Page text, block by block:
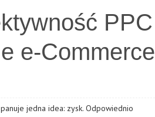
PPC
e-Commerce
jedna idea: zysk. Odpowiednio